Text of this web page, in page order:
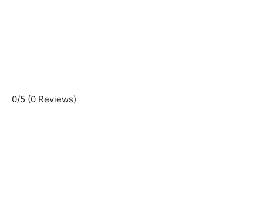
0/5 (0 Reviews)